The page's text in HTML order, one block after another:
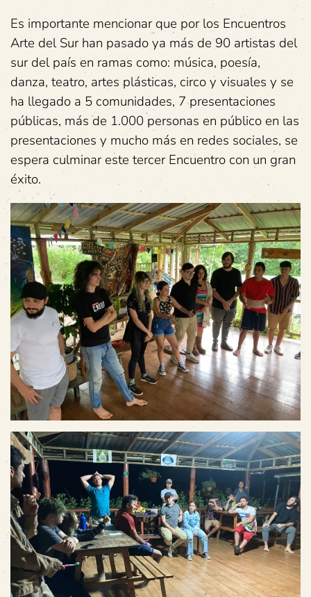
Es importante mencionar que por los Encuentros
Arte del Sur han pasado ya más de 90 artistas del
sur del país en ramas como: música, poesía,
danza, teatro, artes plásticas, circo y visuales y se
ha llegado a 5 comunidades, 7 presentaciones
públicas, más de 1.000 personas en público en las
presentaciones y mucho más en redes sociales, se
espera culminar este tercer Encuentro con un gran
éxito.